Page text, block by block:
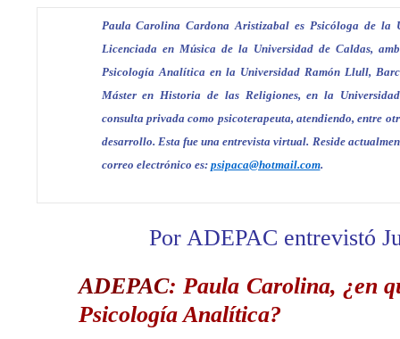
Paula Carolina Cardona Aristizabal es Psicóloga de la
Licenciada en Música de la Universidad de Caldas,
Psicología Analítica en la Universidad Ramón Llull,
Máster en Historia de las Religiones, en la
consulta privada como psicoterapeuta, atendiendo, entre
desarrollo. Esta fue una entrevista virtual. Reside
correo electrónico es: psipaca@hotmail.com.
Por ADEPAC entrevistó
ADEPAC: Paula Carolina, ¿en
Psicología Analítica?